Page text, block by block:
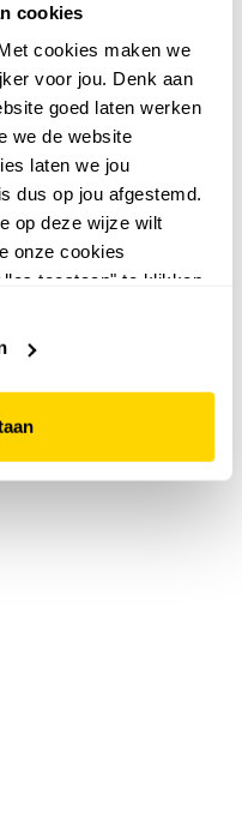
cookies
cookies maken we
voor jou. Denk aan
goed laten werken
we de website
laten we jou
dus op jou afgestemd.
op deze wijze wilt
onze cookies
toestaan" te klikken.